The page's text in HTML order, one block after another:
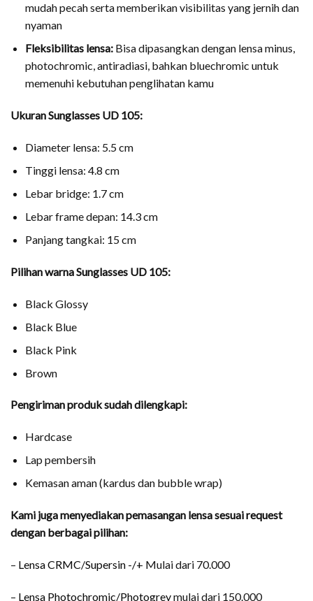
mudah pecah serta memberikan visibilitas yang jernih dan
nyaman
Fleksibilitas lensa:Bisa dipasangkan dengan lensa minus,
photochromic, antiradiasi, bahkan bluechromic untuk
memenuhi kebutuhan penglihatan kamu
Ukuran Sunglasses UD 105:
Diameter lensa: 5.5 cm
Tinggi lensa: 4.8 cm
Lebar bridge: 1.7 cm
Lebar frame depan: 14.3 cm
Panjang tangkai: 15 cm
Pilihan warna Sunglasses UD 105:
Black Glossy
Black Blue
Black Pink
Brown
Pengiriman produk sudah dilengkapi:
Hardcase
Lap pembersih
Kemasan aman (kardus dan bubble wrap)
Kami juga menyediakan pemasangan lensa sesuai request
dengan berbagai pilihan:
– Lensa CRMC/Supersin -/+ Mulai dari 70.000
– Lensa Photochromic/Photogreymulai dari 150.000